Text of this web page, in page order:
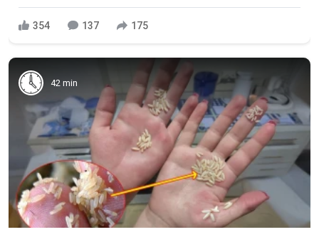
354 137 175
42 min